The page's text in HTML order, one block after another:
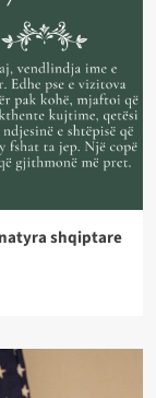
shqiptare